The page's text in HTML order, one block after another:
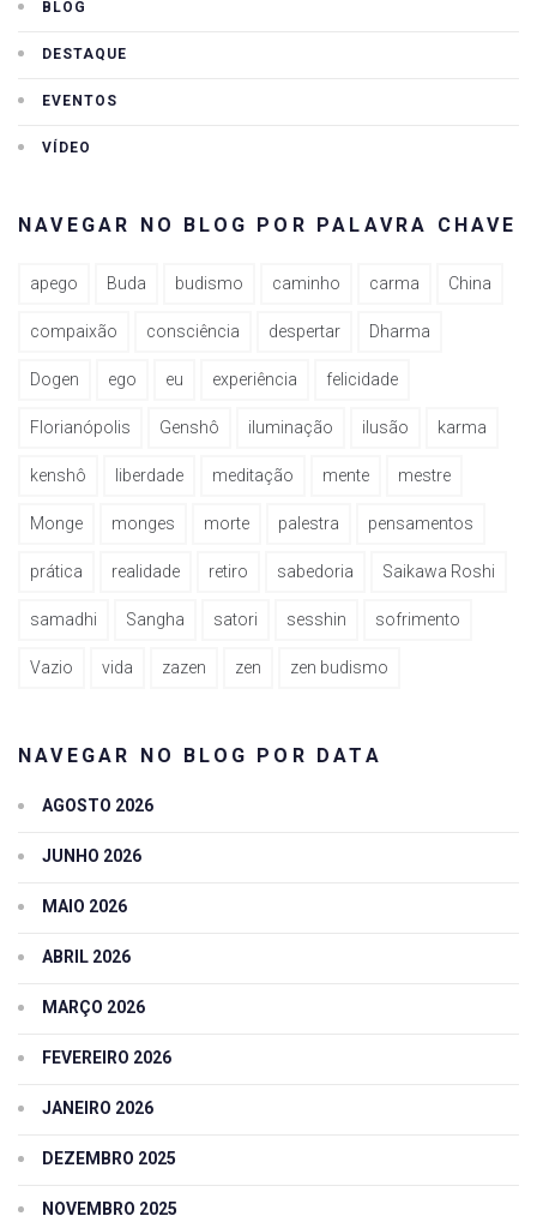
BLOG
DESTAQUE
EVENTOS
VÍDEO
NAVEGAR NO BLOG POR PALAVRA CHAVE
apego Buda budismo caminho carma China
compaixão consciência despertar Dharma
Dogen ego eu experiência felicidade
Florianópolis Genshô iluminação ilusão karma
kenshô liberdade meditação mente mestre
Monge monges morte palestra pensamentos
prática realidade retiro sabedoria Saikawa Roshi
samadhi Sangha satori sesshin sofrimento
Vazio vida zazen zen zen budismo
NAVEGAR NO BLOG POR DATA
AGOSTO 2026
JUNHO 2026
MAIO 2026
ABRIL 2026
MARÇO 2026
FEVEREIRO 2026
JANEIRO 2026
DEZEMBRO 2025
NOVEMBRO 2025